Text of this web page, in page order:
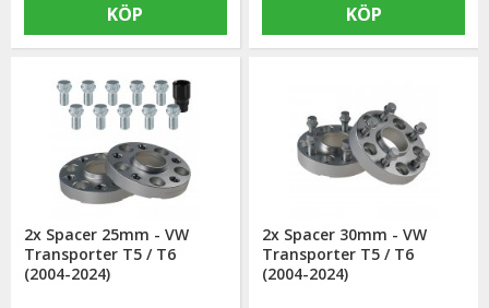
KÖP KÖP
2x Spacer 25mm - VW
Transporter T5 / T6
(2004-2024)
2x Spacer 30mm - VW
Transporter T5 / T6
(2004-2024)